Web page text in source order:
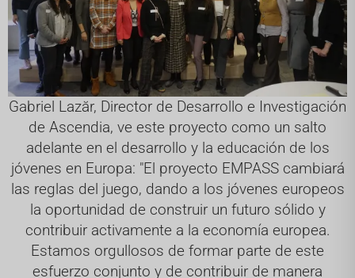
Gabriel Lazăr, Director de Desarrollo e Investigación
de Ascendia, ve este proyecto como un salto
adelante en el desarrollo y la educación de los
jóvenes en Europa: "El proyecto EMPASS cambiará
las reglas del juego, dando a los jóvenes europeos
la oportunidad de construir un futuro sólido y
contribuir activamente a la economía europea.
Estamos orgullosos de formar parte de este
esfuerzo conjunto y de contribuir de manera